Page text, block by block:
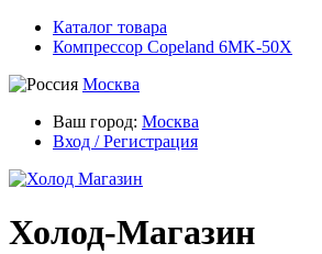
Каталог товара
Компрессор Copeland 6MK-50X
Москва
Ваш город: Москва
Вход / Регистрация
Холод-Магазин